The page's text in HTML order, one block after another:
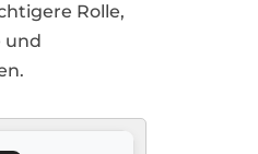
Rolle,
und